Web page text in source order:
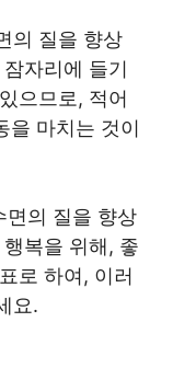
의 질을 향상
자리에 들기
으므로, 적어
을 마치는 것이
면의 질을 향상
복을 위해, 좋
로 하여, 이러
요.